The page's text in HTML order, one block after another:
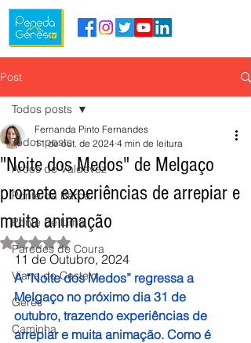
Post
Todos posts
Arcos de Valdevez
Ponte da Barca
Ponte de Lima
Paredes de Coura
Viana do Castelo
Gerês
Caminha
Todos posts
"Noite dos Medos" de Melgaço
promete experiências de arrepiar e
muita animação
Fernanda Pinto Fernandes
11 de out. de 2024 4 min de leitura
Avaliado com NaN de 5 estrelas.
11 de Outubro, 2024
A “Noite dos Medos” regressa a
Melgaço no próximo dia 31 de
outubro, trazendo experiências de
arrepiar e muita animação. Como é